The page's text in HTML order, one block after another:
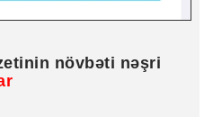
növbəti nəşri